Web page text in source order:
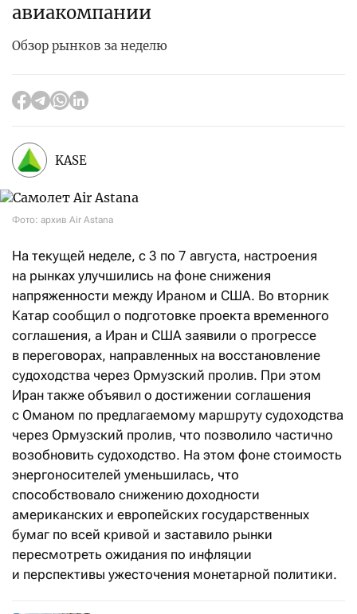
авиакомпании
Обзор рынков за неделю
KASE
Фото: архив Air Astana
На текущей неделе, с 3 по 7 августа, настроения
на рынках улучшились на фоне снижения
напряженности между Ираном и США. Во вторник
Катар сообщил о подготовке проекта временного
соглашения, а Иран и США заявили о прогрессе
в переговорах, направленных на восстановление
судоходства через Ормузский пролив. При этом
Иран также объявил о достижении соглашения
с Оманом по предлагаемому маршруту судоходства
через Ормузский пролив, что позволило частично
возобновить судоходство. На этом фоне стоимость
энергоносителей уменьшилась, что
способствовало снижению доходности
американских и европейских государственных
бумаг по всей кривой и заставило рынки
пересмотреть ожидания по инфляции
и перспективы ужесточения монетарной политики.